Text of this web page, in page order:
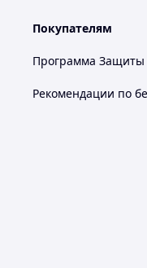
Покупателям
Программа Защиты
Рекомендации по